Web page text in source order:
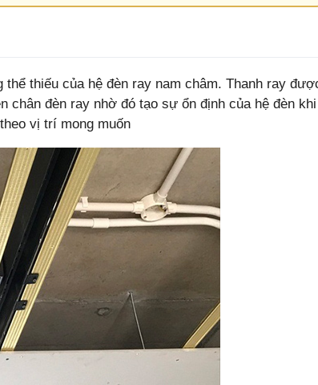
thể thiếu của hệ đèn ray nam châm. Thanh ray
đèn ray nhờ đó tạo sự ổn định của hệ đèn khi
vị trí mong muốn